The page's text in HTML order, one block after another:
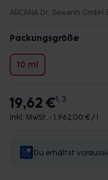
ARCANA Dr. Sewerin GmbH
Packungsgröße
10 ml
19,62 €1, 3
inkl. MwSt. • 1.962,00 € / l
Du erhältst